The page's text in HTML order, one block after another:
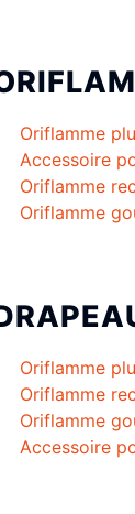
Oriflamme
Accessoire
Oriflamme
Oriflamme
Oriflamme
Oriflamme
Oriflamme
Accessoire